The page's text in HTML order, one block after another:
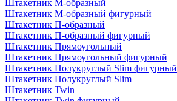
Штакетник М-образный
Штакетник М-образный фигурный
Штакетник П-образный
Штакетник П-образный фигурный
Штакетник Прямоугольный
Штакетник Прямоугольный фигурный
Штакетник Полукруглый Slim фигурный
Штакетник Полукруглый Slim
Штакетник Twin